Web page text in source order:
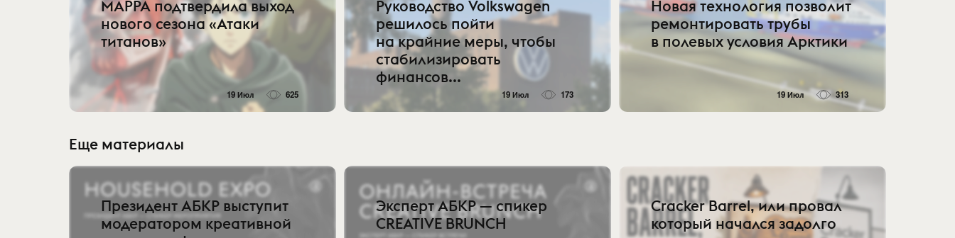
MAPPA подтвердила выход
нового сезона «Атаки
титанов»
19 Июл 625
Руководство Volkswagen
решилось пойти
на крайние меры, чтобы
стабилизировать
финансов...
19 Июл 173
Новая технология позволит
ремонтировать трубы
в полевых условия Арктики
19 Июл 313
Еще материалы
Президент АБКР выступит
модератором креативной
Эксперт АБКР — спикер
CREATIVE BRUNCH
Cracker Barrel, или провал
который начался задолго